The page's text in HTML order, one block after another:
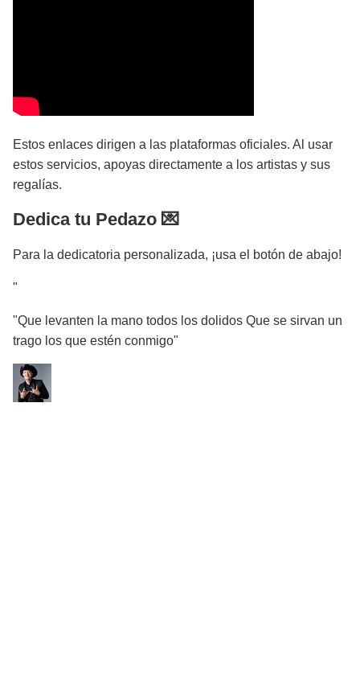
Estos enlaces dirigen a las plataformas oficiales. Al usar
estos servicios, apoyas directamente a los artistas y sus
regalías.
Dedica tu Pedazo 💌
Para la dedicatoria personalizada, ¡usa el botón de abajo!
"
"Que levanten la mano todos los dolidos Que se sirvan un
trago los que estén conmigo"